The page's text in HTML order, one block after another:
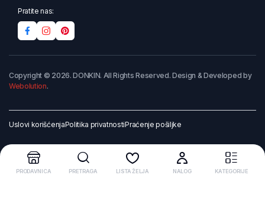
Pratite nas:
Copyright © 2026. DONKIN. All Rights Reserved. Design & Developed by
Webolution.
Uslovi korišćenjaPolitika privatnostiPraćenje pošiljke
PRODAVNICA PRETRAGA LISTA ŽELJA NALOG KATEGORIJE